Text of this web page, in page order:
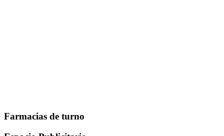
Farmacias de turno